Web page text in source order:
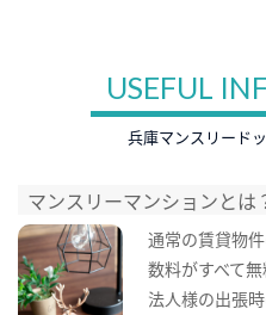
USEFUL
兵庫マンスリード
マンスリーマンションとは
通常の賃貸物
数料がすべて無
法人様の出張